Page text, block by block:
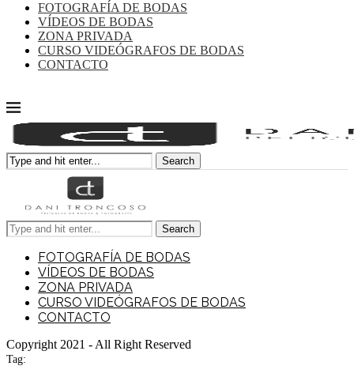
FOTOGRAFÍA DE BODAS
VÍDEOS DE BODAS
ZONA PRIVADA
CURSO VIDEÓGRAFOS DE BODAS
CONTACTO
Search
Search
FOTOGRAFÍA DE BODAS
VÍDEOS DE BODAS
ZONA PRIVADA
CURSO VIDEÓGRAFOS DE BODAS
CONTACTO
Copyright 2021 - All Right Reserved
Tag: